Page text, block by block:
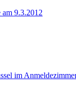
9.3.2012
im